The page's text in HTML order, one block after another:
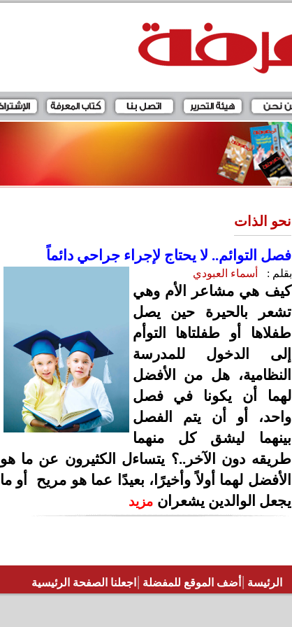
نحو الذات
فصل التوائم.. لا يحتاج لإجراء جراحي دائماً
بقلم : أسماء العبودي
كيف هي مشاعر الأم وهي
تشعر بالحيرة حين يصل
طفلاها أو طفلتاها التوأم
إلى الدخول للمدرسة
النظامية، هل من الأفضل
لهما أن يكونا في فصل
واحد، أو أن يتم الفصل
بينهما ليشق كل منهما
طريقه دون الآخر..؟ يتساءل الكثيرون عن ما هو
الأفضل لهما أولاً وأخيرًا، بعيدًا عما هو مريح أو ما
يجعل الوالدين يشعران مزيد
الرئيسة | أضف الموقع للمفضلة | اجعلنا الصفحة الرئيسية